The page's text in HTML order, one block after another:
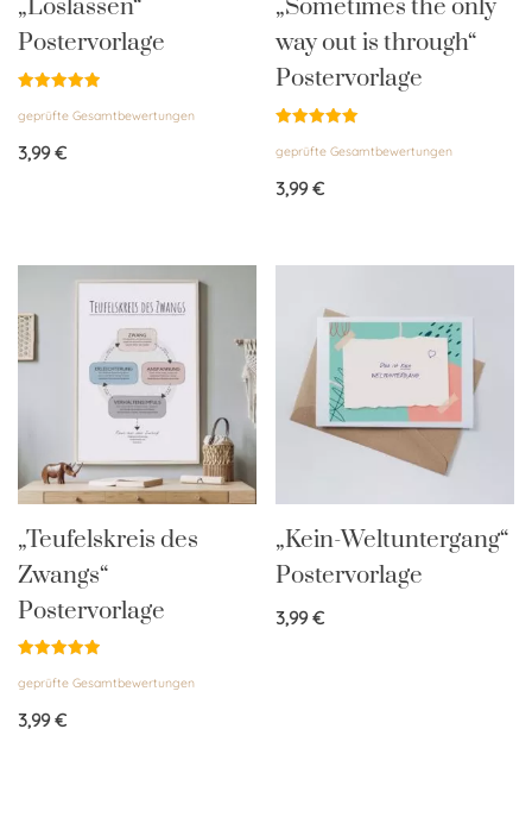
„Loslassen“
Postervorlage
mit
von 5
geprüfte Gesamtbewertungen
3,99€
„Sometimes the only
way out is through“
Postervorlage
mit
von 5
geprüfte Gesamtbewertungen
3,99€
„Teufelskreis des
Zwangs“
Postervorlage
mit
von 5
geprüfte Gesamtbewertungen
3,99€
„Kein-Weltuntergang“
Postervorlage
3,99€